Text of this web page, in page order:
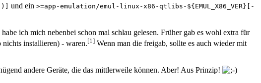
)] und ein >=app-emulation/emul-linux-x86-qtlibs-${EMUL_X86_VER}[-
ich mich nebenbei schon mal schlau gelesen. Früher gab es wohl extra für
installieren) - waren.[1] Wenn man die freigab, sollte es auch wieder mit
andere Geräte, die das mittlerweile können. Aber! Aus Prinzip!